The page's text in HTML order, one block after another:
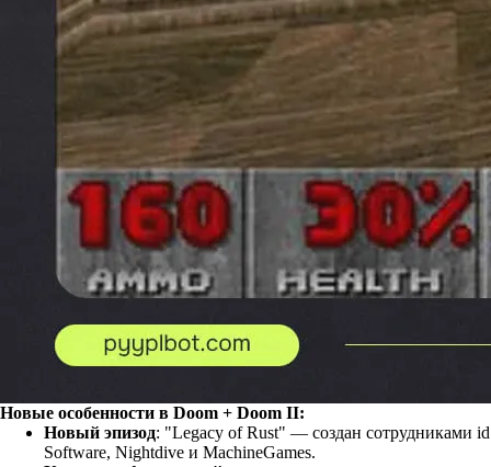
Новые особенности в Doom + Doom II:
Новый эпизод: "Legacy of Rust" — создан сотрудниками id
Software, Nightdive и MachineGames.